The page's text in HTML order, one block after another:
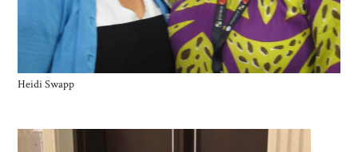
Heidi Swapp